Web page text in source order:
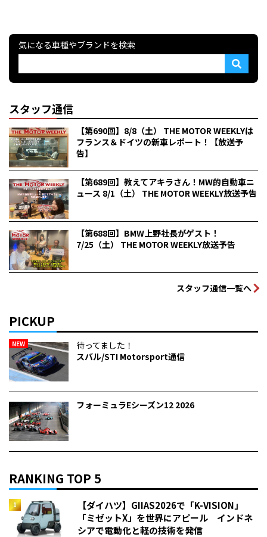
気になる車種やブランドを検索
スタッフ通信
【第690回】8/8（土） THE MOTOR WEEKLYは
フランス＆ドイツの新車レポート！【放送予
告】
【第689回】教えてアキラさん！MW的自動車ニ
ュース 8/1（土） THE MOTOR WEEKLY放送予告
【第688回】BMW上野社長がゲスト！
7/25（土） THE MOTOR WEEKLY放送予告
スタッフ通信一覧へ
PICKUP
NEW
待ってました！
スバル/STI Motorsport通信
フォーミュラEシーズン12 2026
RANKING TOP 5
【ダイハツ】GIIAS2026で「K-VISION」
「ミゼットX」を世界にアピール インドネ
シアで電動化と軽の技術を発信